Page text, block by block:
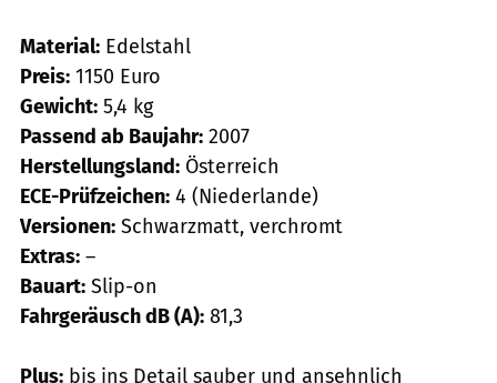
Material: Edelstahl
Preis: 1150 Euro
Gewicht: 5,4 kg
Passend ab Baujahr: 2007
Herstellungsland: Österreich
ECE-Prüfzeichen: 4 (Niederlande)
Versionen: Schwarzmatt, verchromt
Extras: –
Bauart: Slip-on
Fahrgeräusch dB (A): 81,3
Plus: bis ins Detail sauber und ansehnlich